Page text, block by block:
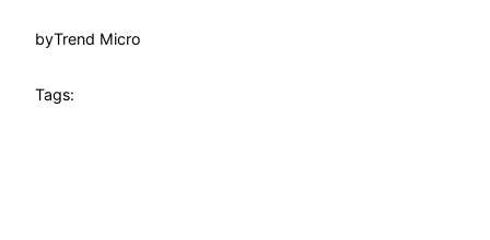
byTrend Micro
Tags: